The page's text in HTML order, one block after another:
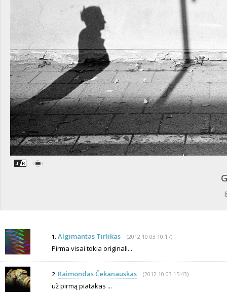
1. Algimantas Tirlikas (2012 10 03 10:17)
Pirma visai tokia originali...
2. Raimondas Čekanauskas (2012 10 03 15:43)
už pirmą piatakas ...